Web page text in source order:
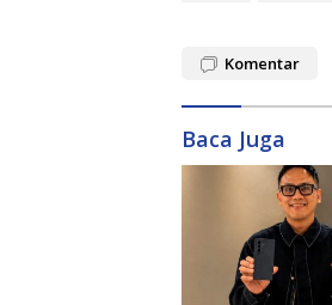
Komentar
Baca Juga